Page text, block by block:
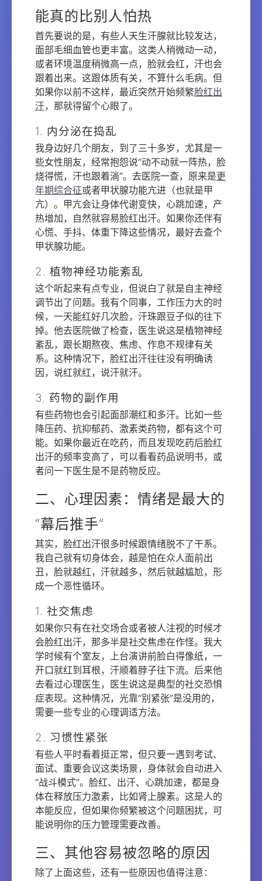
能真的比别人怕热
首先要说的是，有些人天生汗腺就比较发达，
面部毛细血管也更丰富。这类人稍微动一动，
或者环境温度稍微高一点，脸就会红，汗也会
跟着出来。这跟体质有关，不算什么毛病。但
如果你以前不这样，最近突然开始频繁脸红出
汗，那就得留个心眼了。
1. 内分泌在捣乱
我身边好几个朋友，到了三十多岁，尤其是一
些女性朋友，经常抱怨说“动不动就一阵热，脸
烧得慌，汗也跟着淌”。去医院一查，原来是更
年期综合征或者甲状腺功能亢进（也就是甲
亢）。甲亢会让身体代谢变快，心跳加速，产
热增加，自然就容易脸红出汗。如果你还伴有
心慌、手抖、体重下降这些情况，最好去查个
甲状腺功能。
2. 植物神经功能紊乱
这个听起来有点专业，但说白了就是自主神经
调节出了问题。我有个同事，工作压力大的时
候，一天能红好几次脸，汗珠跟豆子似的往下
掉。他去医院做了检查，医生说这是植物神经
紊乱，跟长期熬夜、焦虑、作息不规律有关
系。这种情况下，脸红出汗往往没有明确诱
因，说红就红，说汗就汗。
3. 药物的副作用
有些药物也会引起面部潮红和多汗。比如一些
降压药、抗抑郁药、激素类药物，都有这个可
能。如果你最近在吃药，而且发现吃药后脸红
出汗的频率变高了，可以看看药品说明书，或
者问一下医生是不是药物反应。
二、心理因素：情绪是最大的
“幕后推手”
其实，脸红出汗很多时候跟情绪脱不了干系。
我自己就有切身体会，越是怕在众人面前出
丑，脸就越红，汗就越多，然后就越尴尬，形
成一个恶性循环。
1. 社交焦虑
如果你只有在社交场合或者被人注视的时候才
会脸红出汗，那多半是社交焦虑在作怪。我大
学时候有个室友，上台演讲前脸白得像纸，一
开口就红到耳根，汗顺着脖子往下流。后来他
去看过心理医生，医生说这是典型的社交恐惧
症表现。这种情况，光靠“别紧张”是没用的，
需要一些专业的心理调适方法。
2. 习惯性紧张
有些人平时看着挺正常，但只要一遇到考试、
面试、重要会议这类场景，身体就会自动进入
“战斗模式”。脸红、出汗、心跳加速，都是身
体在释放压力激素，比如肾上腺素。这是人的
本能反应，但如果你频繁被这个问题困扰，可
能说明你的压力管理需要改善。
三、其他容易被忽略的原因
除了上面这些，还有一些原因也值得注意：